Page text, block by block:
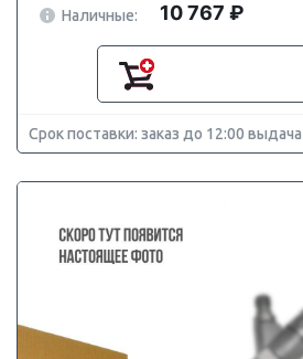
Наличные:
10 767 ₽
Срок поставки: заказ до 12:00